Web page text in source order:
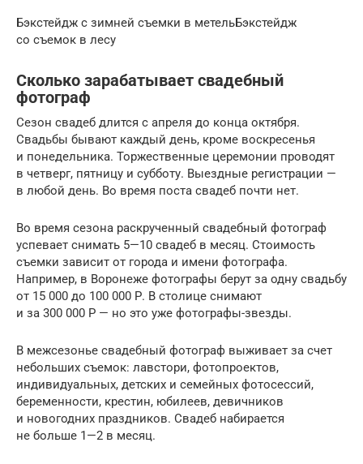
Бэкстейдж с зимней съемки в метельБэкстейдж
со съемок в лесу
Сколько зарабатывает свадебный
фотограф
Сезон свадеб длится с апреля до конца октября.
Свадьбы бывают каждый день, кроме воскресенья
и понедельника. Торжественные церемонии проводят
в четверг, пятницу и субботу. Выездные регистрации —
в любой день. Во время поста свадеб почти нет.
Во время сезона раскрученный свадебный фотограф
успевает снимать 5—10 свадеб в месяц. Стоимость
съемки зависит от города и имени фотографа.
Например, в Воронеже фотографы берут за одну свадьбу
от 15 000 до 100 000 Р. В столице снимают
и за 300 000 Р — но это уже фотографы-звезды.
В межсезонье свадебный фотограф выживает за счет
небольших съемок: лавстори, фотопроектов,
индивидуальных, детских и семейных фотосессий,
беременности, крестин, юбилеев, девичников
и новогодних праздников. Свадеб набирается
не больше 1—2 в месяц.